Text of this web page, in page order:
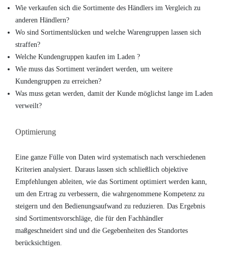
Wie verkaufen sich die Sortimente des Händlers im Vergleich zu
anderen Händlern?
Wo sind Sortimentslücken und welche Warengruppen lassen sich
straffen?
Welche Kundengruppen kaufen im Laden ?
Wie muss das Sortiment verändert werden, um weitere
Kundengruppen zu erreichen?
Was muss getan werden, damit der Kunde möglichst lange im Laden
verweilt?
Optimierung
Eine ganze Fülle von Daten wird systematisch nach verschiedenen
Kriterien analysiert. Daraus lassen sich schließlich objektive
Empfehlungen ableiten, wie das Sortiment optimiert werden kann,
um den Ertrag zu verbessern, die wahrgenommene Kompetenz zu
steigern und den Bedienungsaufwand zu reduzieren. Das Ergebnis
sind Sortimentsvorschläge, die für den Fachhändler
maßgeschneidert sind und die Gegebenheiten des Standortes
berücksichtigen.